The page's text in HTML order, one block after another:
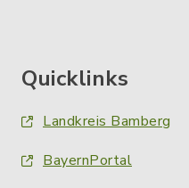
Quicklinks
Landkreis Bamberg
BayernPortal